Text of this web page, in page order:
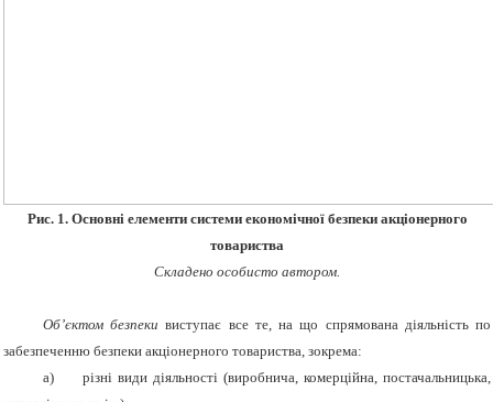
Рис. 1. Основні елементи системи економічної безпеки акціонерного
товариства
Складено особисто автором.
Об’єктом безпеки виступає все те, на що спрямована діяльність по
забезпеченню безпеки акціонерного товариства, зокрема:
а) різні види діяльності (виробнича, комерційна, постачальницька,